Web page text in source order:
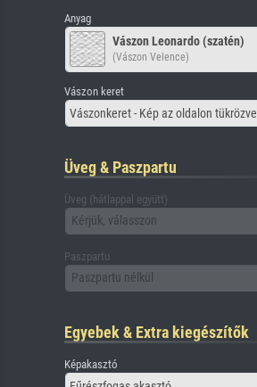
Anyag
Vászon Leonardo (szatén)
(Vászon Velence)
Vászon keret
Vászonkeret - Kép az oldalon tükrözve
Üveg & Paszpartu
Üveg (hátlappal együtt)
Kérjük, válasszon
Paszpartu
Paszpartu nélkül
Egyebek & Extra kiegészítők
Képakasztó